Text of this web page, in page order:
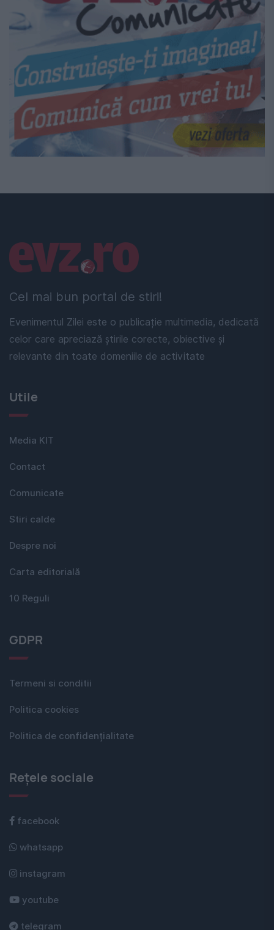
Cel mai bun portal de stiri!
Evenimentul Zilei este o publicație multimedia, dedicată
celor care apreciază știrile corecte, obiective și
relevante din toate domeniile de activitate
Linkuri utile
Utile
Media KIT
Contact
Comunicate
Stiri calde
Despre noi
Carta editorială
10 Reguli
GDPR
Termeni si conditii
Politica cookies
Politica de confidențialitate
Rețele sociale
facebook
whatsapp
instagram
youtube
telegram